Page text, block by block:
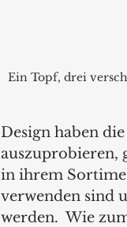
Ein Topf, drei
Design haben
auszuprobieren,
in ihrem
verwenden sind
werden.  Wie